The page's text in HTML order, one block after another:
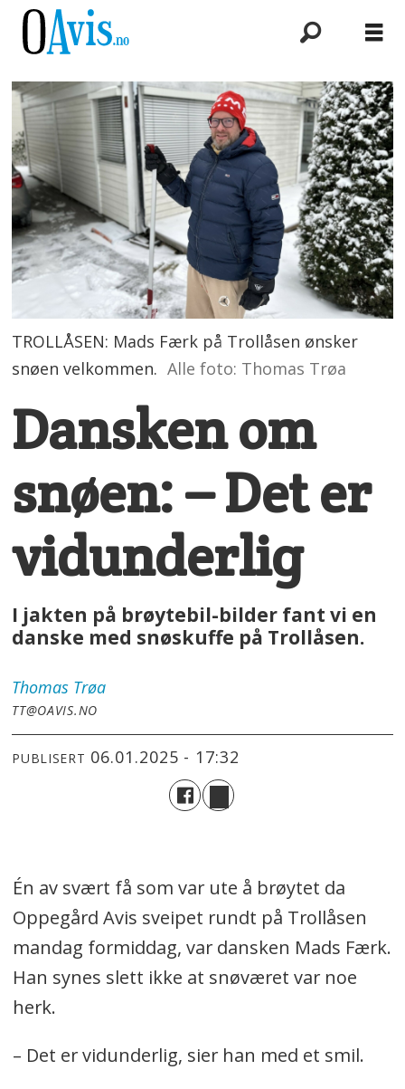
TROLLÅSEN: Mads Færk på Trollåsen ønsker
snøen velkommen. Alle foto: Thomas Trøa
Dansken om
snøen: – Det er
vidunderlig
I jakten på brøytebil-bilder fant vi en
danske med snøskuffe på Trollåsen.
Thomas Trøa
TT@OAVIS.NO
PUBLISERT 06.01.2025 - 17:32
Én av svært få som var ute å brøytet da
Oppegård Avis sveipet rundt på Trollåsen
mandag formiddag, var dansken Mads Færk.
Han synes slett ikke at snøværet var noe
herk.
– Det er vidunderlig, sier han med et smil.